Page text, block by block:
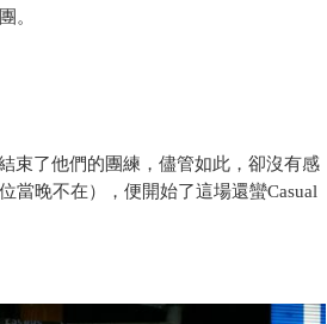
。
束了他們的團練，儘管如此，卻沒有感
當晚不在），便開始了這場還蠻Casual